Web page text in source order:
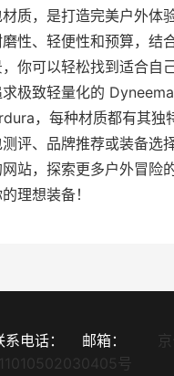
质，是打造完美户外体
性、轻便性和预算，结合
你可以轻松找到适合自
极致轻量化的
，每种材质都有其独
评、品牌推荐或装备选
站，探索更多户外冒险
理想装备！
系电话： 邮箱：
11010502030405号